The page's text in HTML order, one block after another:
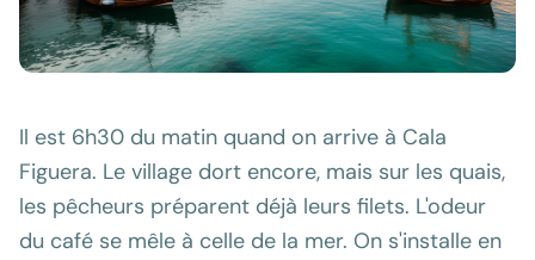
Il est 6h30 du matin quand on arrive à Cala
Figuera. Le village dort encore, mais sur les quais,
les pêcheurs préparent déjà leurs filets. L'odeur
du café se mêle à celle de la mer. On s'installe en